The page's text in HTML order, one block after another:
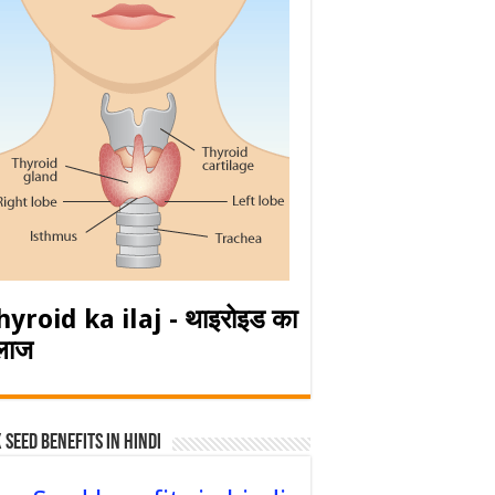
ka ilaj - थाइरोइड का
Seed Benefits in hindi